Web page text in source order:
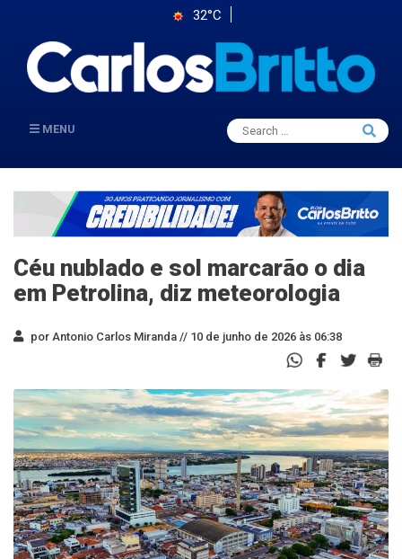
32°C
MENU
Search
for:
Search
Céu nublado e sol marcarão o dia
em Petrolina, diz meteorologia
por Antonio Carlos Miranda // 10 de junho de 2026 às 06:38